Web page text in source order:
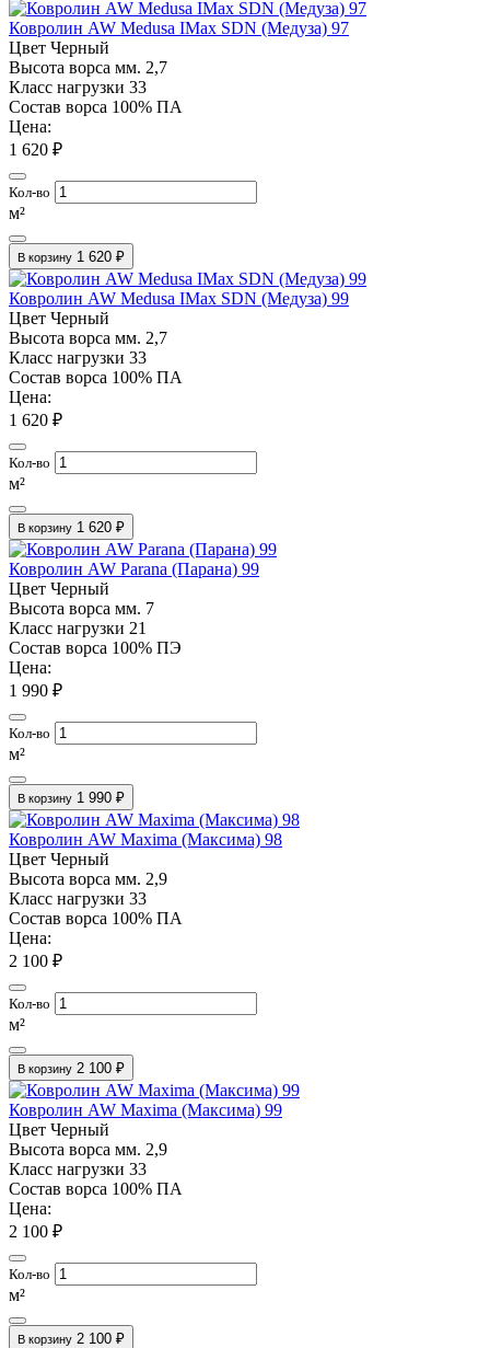
Ковролин AW Medusa IMax SDN (Медуза) 97
Цвет Черный
Высота ворса мм. 2,7
Класс нагрузки 33
Состав ворса 100% ПА
Цена:
1 620 ₽
Кол-во
м²
В корзину 1 620 ₽
Ковролин AW Medusa IMax SDN (Медуза) 99
Цвет Черный
Высота ворса мм. 2,7
Класс нагрузки 33
Состав ворса 100% ПА
Цена:
1 620 ₽
Кол-во
м²
В корзину 1 620 ₽
Ковролин AW Parana (Парана) 99
Цвет Черный
Высота ворса мм. 7
Класс нагрузки 21
Состав ворса 100% ПЭ
Цена:
1 990 ₽
Кол-во
м²
В корзину 1 990 ₽
Ковролин AW Maxima (Максима) 98
Цвет Черный
Высота ворса мм. 2,9
Класс нагрузки 33
Состав ворса 100% ПА
Цена:
2 100 ₽
Кол-во
м²
В корзину 2 100 ₽
Ковролин AW Maxima (Максима) 99
Цвет Черный
Высота ворса мм. 2,9
Класс нагрузки 33
Состав ворса 100% ПА
Цена:
2 100 ₽
Кол-во
м²
В корзину 2 100 ₽